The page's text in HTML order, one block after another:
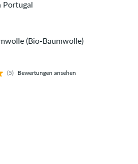
Portugal
(Bio-Baumwolle)
(5) Bewertungen ansehen